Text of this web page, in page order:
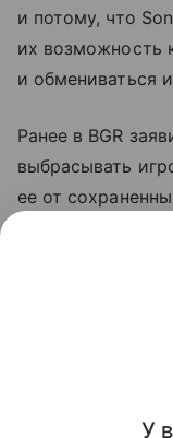
и потому, что
их возможность
и обмениваться
Ранее в BGR
выбрасывать
ее от
блокировкой
У